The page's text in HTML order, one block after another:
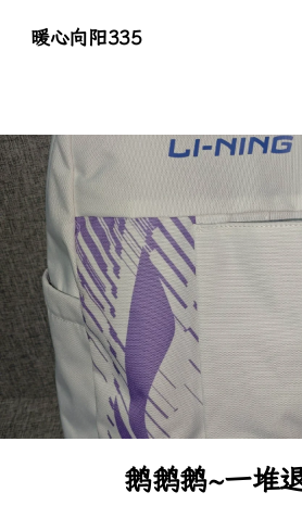
暖心向阳335
鹅鹅鹅~一堆